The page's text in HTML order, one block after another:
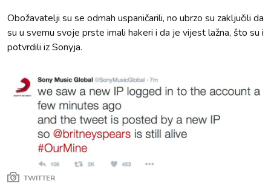
Obožavatelji su se odmah uspaničarili, no ubrzo su zaključili da
su u svemu svoje prste imali hakeri i da je vijest lažna, što su i
potvrdili iz Sonyja.
TWITTER